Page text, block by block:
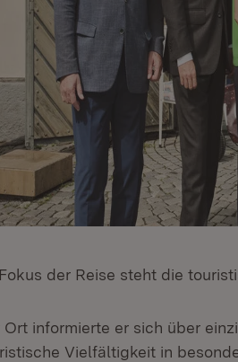
der Reise steht die
Ort informierte er sich über
Vielfältigkeit in